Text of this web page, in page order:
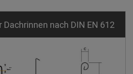
nach DIN EN 612